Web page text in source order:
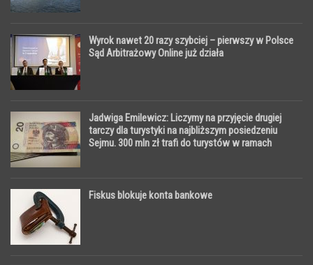
Wyrok nawet 20 razy szybciej – pierwszy w Polsce
Sąd Arbitrażowy Online już działa
Jadwiga Emilewicz: Liczymy na przyjęcie drugiej
tarczy dla turystyki na najbliższym posiedzeniu
Sejmu. 300 mln zł trafi do turystów w ramach
Fiskus blokuje konta bankowe